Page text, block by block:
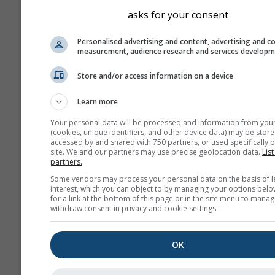
montañas y las costas
diferir ligeramente de
del lugar exacto que
seleccionado. Puedes
junto a las coordenadas.
muestra los datos por
Durante un mes hay
diarias de valores
6 meses hay
mensuales.
También ofrecemos
obtener más información
(
asks for your consent
Personalised advertising and content, advertising and
measurement, audience research and services
Store and/or access information on a device
Learn more
Your personal data will be processed and information from
(cookies, unique identifiers, and other device data) may be
accessed by and shared with 750 partners, or used specifically
site. We and our partners may use precise geolocation data.
partners.
Some vendors may process your personal data on the basis of
interest, which you can object to by managing your options
for a link at the bottom of this page or in the site menu to
withdraw consent in privacy and cookie settings.
OK